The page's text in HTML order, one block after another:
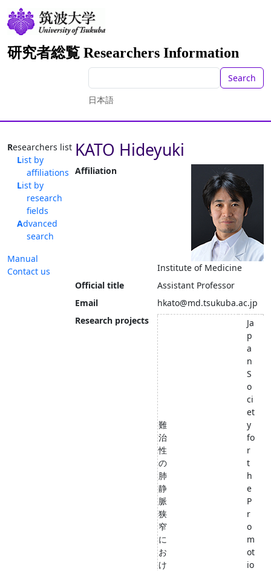
研究者総覧 Researchers Information
Search
日本語
Researchers list
List by
affiliations
List by
research
fields
Advanced
search
Manual
Contact us
KATO Hideyuki
Affiliation
Institute of Medicine
Official title
Assistant Professor
Email
hkato@md.tsukuba.ac.jp
Research projects
難
治
性
の
肺
静
脈
狭
窄
に
お
け
Ja
p
a
n
S
o
ci
et
y
fo
r
t
h
e
P
r
o
m
ot
io